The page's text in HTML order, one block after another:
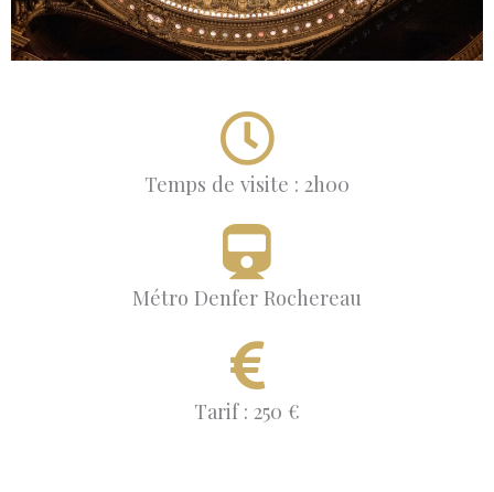
Temps de visite : 2h00
Métro Denfer Rochereau
Tarif : 250 €